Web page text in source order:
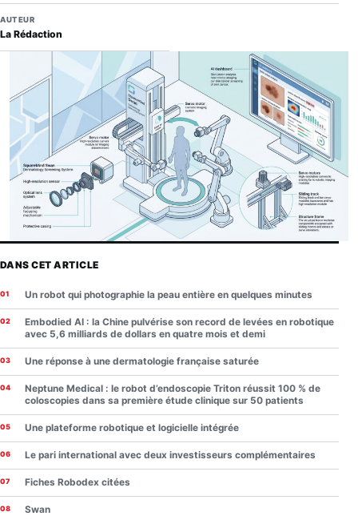
AUTEUR
La Rédaction
DANS CET ARTICLE
Un robot qui photographie la peau entière en quelques minutes
Embodied AI : la Chine pulvérise son record de levées en robotique
avec 5,6 milliards de dollars en quatre mois et demi
Une réponse à une dermatologie française saturée
Neptune Medical : le robot d’endoscopie Triton réussit 100 % de
coloscopies dans sa première étude clinique sur 50 patients
Une plateforme robotique et logicielle intégrée
Le pari international avec deux investisseurs complémentaires
Fiches Robodex citées
Swan